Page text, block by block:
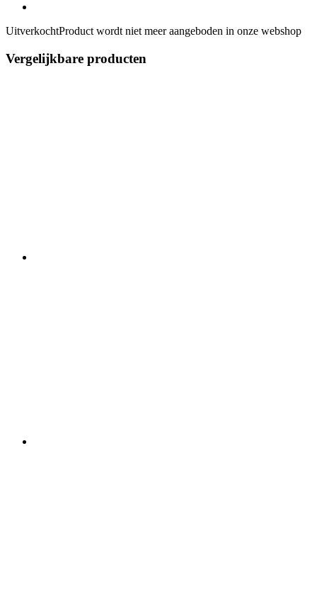
UitverkochtProduct wordt niet meer aangeboden in onze webshop
Vergelijkbare producten